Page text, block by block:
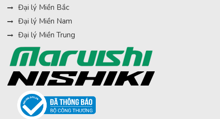
Đại lý Miền Bắc
Đại lý Miền Nam
Đại lý Miền Trung